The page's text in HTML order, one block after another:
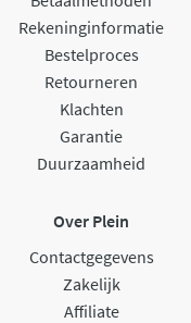
Rekeninginformatie
Bestelproces
Retourneren
Klachten
Garantie
Duurzaamheid
Over Plein
Contactgegevens
Zakelijk
Affiliate